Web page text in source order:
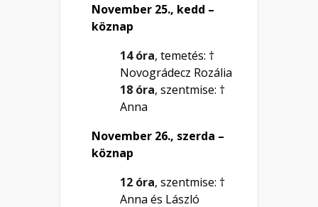
November 25., kedd –
köznap
14 óra, temetés: †
Novográdecz Rozália
18 óra, szentmise: †
Anna
November 26., szerda –
köznap
12 óra, szentmise: †
Anna és László